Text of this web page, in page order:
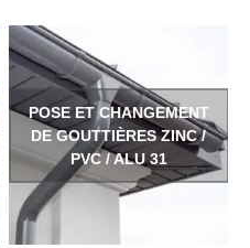
POSE ET CHANGEMENT
DE GOUTTIÈRES ZINC /
PVC / ALU 31